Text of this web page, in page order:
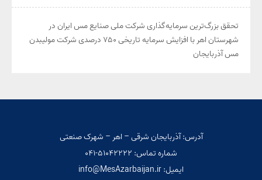
تحقق بزرگ‌ترین سرمایه‌گذاری شرکت ملی صنایع مس ایران در
شهرستان اهر با افزایش سرمایه تاریخی ۷۵۰ درصدی شرکت مولیبدن
مس آذربایجان
آدرس: آذربایجان شرقی – اهر – شهرک صنعتی
شماره تماس: ۵۱۰۴۲۲۲۲-۰۴۱
ایمیل: info@MesAzarbaijan.ir